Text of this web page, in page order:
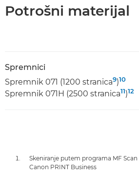
Potrošni materijal
Spremnici
Spremnik 071 (1200 stranica9)10
Spremnik 071H (2500 stranica11)12
Skeniranje putem programa MF
Canon PRINT Business